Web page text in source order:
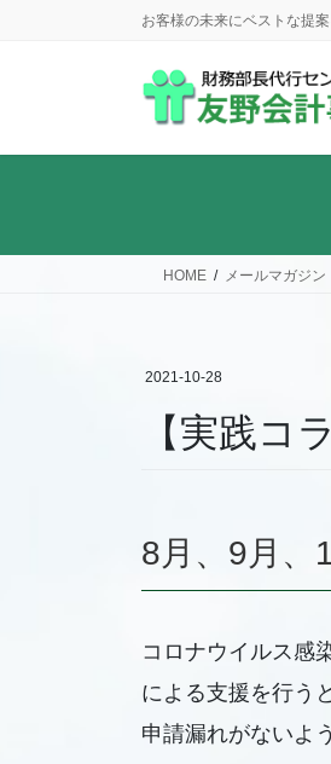
に
ョ
お客様の未来にベストな提
HOME メールマガジン
2021-10-28
【実践コ
8月、9月、
コロナウイルス感
による支援を行う
申請漏れがないよ